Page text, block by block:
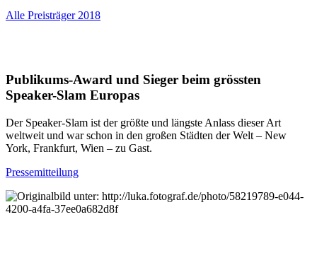
Alle Preisträger 2018
Publikums-Award und Sieger beim grössten
Speaker-Slam Europas
Der Speaker-Slam ist der größte und längste Anlass dieser Art
weltweit und war schon in den großen Städten der Welt – New
York, Frankfurt, Wien – zu Gast.
Pressemitteilung